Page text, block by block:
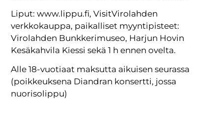
Liput: www.lippu.fi, VisitVirolahden
verkkokauppa, paikalliset myyntipisteet:
Virolahden Bunkkerimuseo, Harjun Hovin
Kesäkahvila Kiessi sekä 1 h ennen ovelta.
Alle 18-vuotiaat maksutta aikuisen seurassa
(poikkeuksena Diandran konsertti, jossa
nuorisolippu)